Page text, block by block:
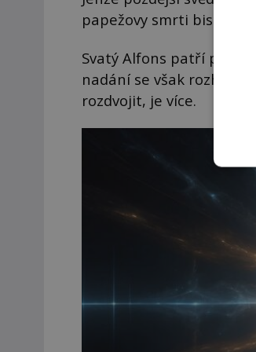
papežovy smrti biskupa
Svatý Alfons patří podle
nadání se však
rozdvojit, je více.